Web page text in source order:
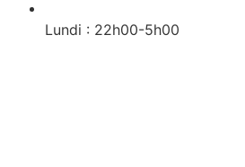
Lundi : 22h00-5h00